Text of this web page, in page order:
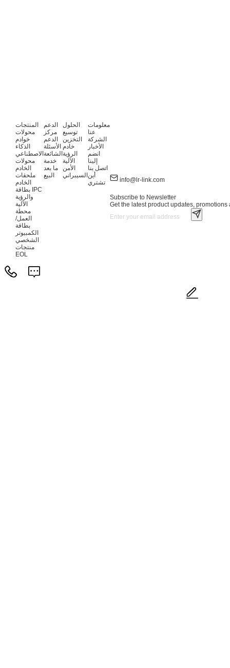
المنتجات
محولات
خوادم
الذكاء
الاصطناعي
محولات
الخادم
ملحقات
الخادم
بطاقة IPC
والرؤية
الآلية
محطة
العمل/
بطاقة
الكمبيوتر
الشخصي
منتجات
EOL
الدعم
مركز
الدعم
الأسئلة
الشائعة
خدمة
ما بعد
البيع
الحلول
توسيع
التخزين
خادم
الرؤية
الآلية
الأمن
السيبراني
معلومات
عنا
الشركة
الأخبار
انضم
إلينا
اتصل بنا
أين
تشتري
info@lr-link.com
Subscribe to Newsletter
Get the latest product updates, promotions